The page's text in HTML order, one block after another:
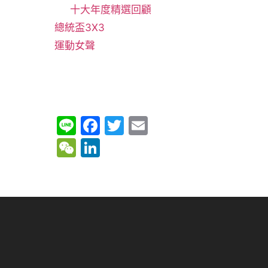
十大年度精選回顧
總統盃3X3
運動女聲
Li
n
e
F
b
T
W
h e